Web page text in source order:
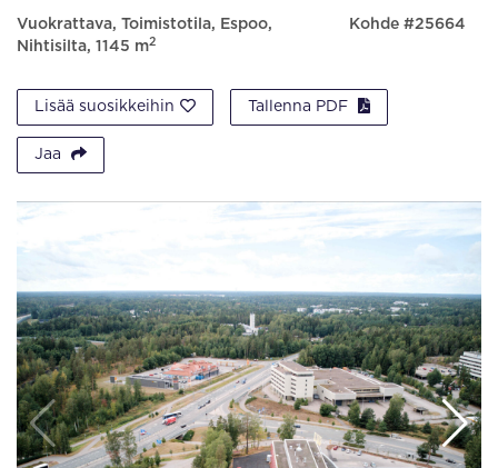
Vuokrattava, Toimistotila, Espoo,
Nihtisilta, 1145 m2
Kohde #25664
Lisää suosikkeihin Tallenna PDF
Jaa